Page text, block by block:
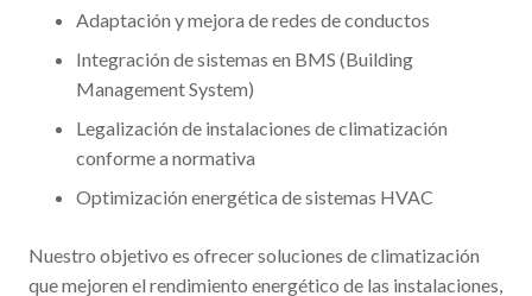
Adaptación y mejora de redes de conductos
Integración de sistemas en BMS (Building
Management System)
Legalización de instalaciones de climatización
conforme a normativa
Optimización energética de sistemas HVAC
Nuestro objetivo es ofrecer soluciones de climatización
que mejoren el rendimiento energético de las instalaciones,